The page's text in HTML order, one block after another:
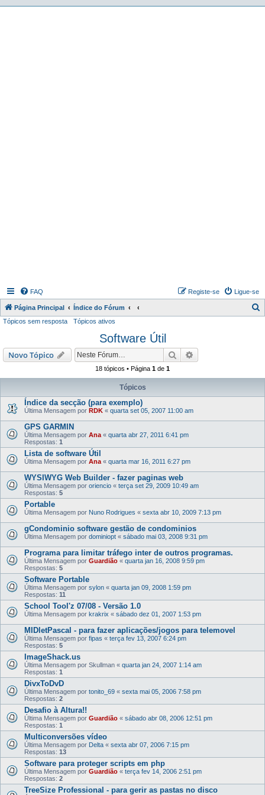
FAQ Ligue-se
Registe-se
Página Principal Índice do Fórum
i
r
Tópicos sem resposta Tópicos ativos
Software Útil
Novo Tópico Pesquisar
18 tópicos • Página 1 de 1
Tópicos
Índice da secção (para exemplo)
Última Mensagem por RDK « quarta set 05, 2007 11:00 am
GPS GARMIN
Última Mensagem por Ana « quarta abr 27, 2011 6:41 pm
Respostas: 1
Lista de software Útil
Última Mensagem por Ana « quarta mar 16, 2011 6:27 pm
WYSIWYG Web Builder - fazer paginas web
Última Mensagem por oriencio « terça set 29, 2009 10:49 am
Respostas: 5
Portable
Última Mensagem por Nuno Rodrigues « sexta abr 10, 2009 7:13 pm
gCondominio software gestão de condominios
Última Mensagem por dominiopt « sábado mai 03, 2008 9:31 pm
Programa para limitar tráfego inter de outros programas.
Última Mensagem por Guardião « quarta jan 16, 2008 9:59 pm
Respostas: 5
Software Portable
Última Mensagem por sylon « quarta jan 09, 2008 1:59 pm
Respostas: 11
School Tool'z 07/08 - Versão 1.0
Última Mensagem por krakrix « sábado dez 01, 2007 1:53 pm
MIDletPascal - para fazer aplicações/jogos para telemovel
Última Mensagem por fipas « terça fev 13, 2007 6:24 pm
Respostas: 5
ImageShack.us
Última Mensagem por Skullman « quarta jan 24, 2007 1:14 am
Respostas: 1
DivxToDvD
Última Mensagem por tonito_69 « sexta mai 05, 2006 7:58 pm
Respostas: 2
Desafio à Altura!!
Última Mensagem por Guardião « sábado abr 08, 2006 12:51 pm
Respostas: 1
Multiconversões vídeo
Última Mensagem por Delta « sexta abr 07, 2006 7:15 pm
Respostas: 13
Software para proteger scripts em php
Última Mensagem por Guardião « terça fev 14, 2006 2:51 pm
Respostas: 2
TreeSize Professional - para gerir as pastas no disco